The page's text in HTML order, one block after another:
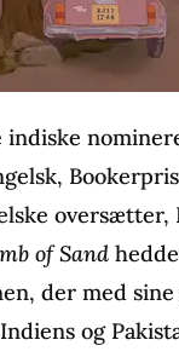
indiske
oversætter,
of Sand
der med
og